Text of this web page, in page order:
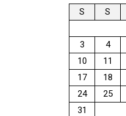
S S
3
4
10
11
17
18
24
25
31